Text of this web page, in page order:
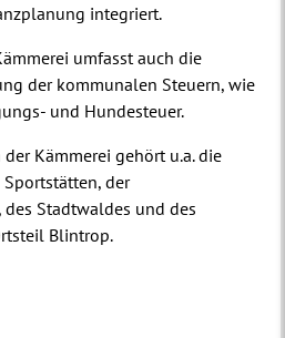
integriert.
umfasst auch die
der kommunalen Steuern, wie
und Hundesteuer.
Kämmerei gehört u.a. die
der
Stadtwaldes und des
Blintrop.